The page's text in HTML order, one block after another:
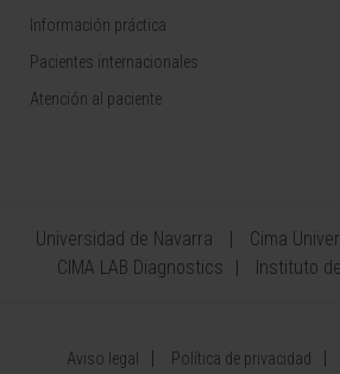
Información práctica
Pacientes internacionales
Atención al paciente
Universidad de Navarra
Cima
CIMA LAB Diagnostics
Instituto
Aviso legal Política de privacidad